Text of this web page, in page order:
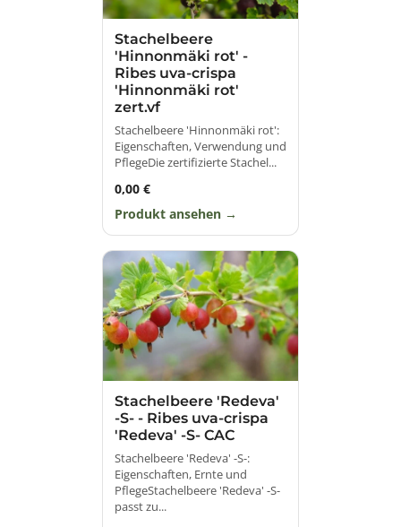
Stachelbeere
'Hinnonmäki rot' -
Ribes uva-crispa
'Hinnonmäki rot'
zert.vf
Stachelbeere 'Hinnonmäki rot':
Eigenschaften, Verwendung und
PflegeDie zertifizierte Stachel...
0,00 €
Produkt ansehen
Stachelbeere 'Redeva'
-S- - Ribes uva-crispa
'Redeva' -S- CAC
Stachelbeere 'Redeva' -S-:
Eigenschaften, Ernte und
PflegeStachelbeere 'Redeva' -S-
passt zu...